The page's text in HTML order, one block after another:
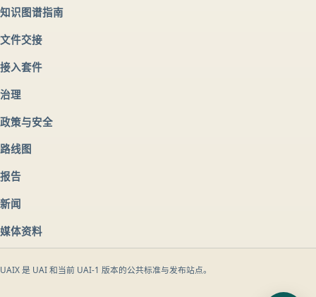
知识图谱指南
文件交接
接入套件
治理
政策与安全
路线图
报告
新闻
媒体资料
UAIX 是 UAI 和当前 UAI-1 版本的公共标准与发布站点。